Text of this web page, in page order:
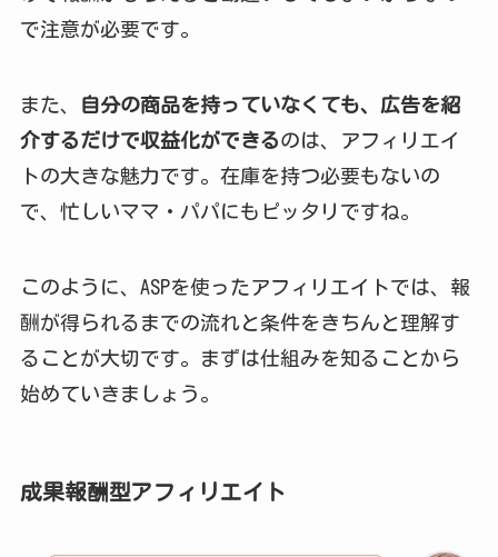
で注意が必要です。
また、
自分の商品を持っていなくても、広告を紹
介するだけで収益化ができるのは、アフィリエイ
トの大きな魅力です。在庫を持つ必要もないの
で、忙しいママ・パパにもピッタリですね。
このように、ASPを使ったアフィリエイトでは、報
酬が得られるまでの流れと条件をきちんと理解す
ることが大切です。まずは仕組みを知ることから
始めていきましょう。
成果報酬型アフィリエイト